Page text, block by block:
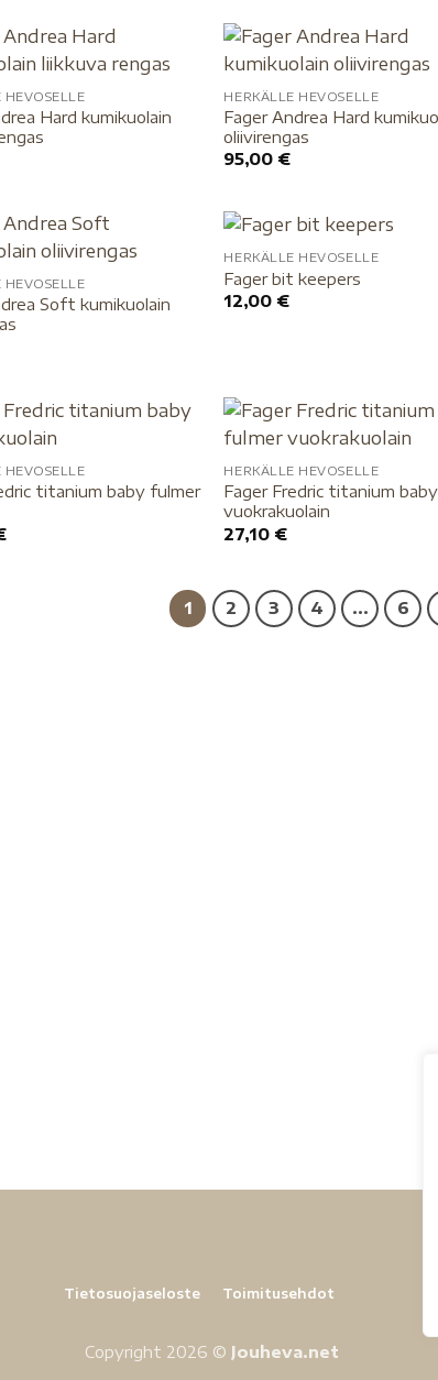
HEVOSELLE
Hard kumikuolain
HERKÄLLE HEVOSELLE
Fager Andrea Hard
oliivirengas
95,00 €
HEVOSELLE
Soft kumikuolain
HERKÄLLE HEVOSELLE
Fager bit keepers
12,00 €
HEVOSELLE
titanium baby fulmer
HERKÄLLE HEVOSELLE
Fager Fredric titanium
vuokrakuolain
27,10 €
1 2 3 4 … 6
Tietosuojaseloste Toimitusehdot
Copyright 2026 © Jouheva.net